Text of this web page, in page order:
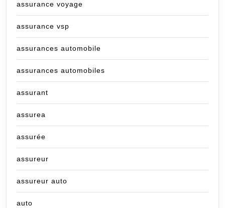
assurance voyage
assurance vsp
assurances automobile
assurances automobiles
assurant
assurea
assurée
assureur
assureur auto
auto